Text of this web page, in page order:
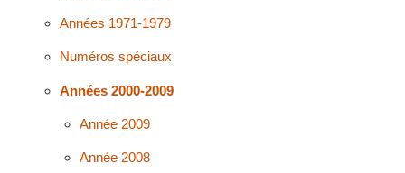
Années 1971-1979
Numéros spéciaux
Années 2000-2009
Année 2009
Année 2008